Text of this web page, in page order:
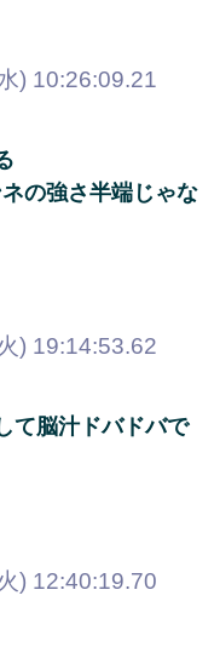
) 10:26:09.21
の強さ半端じゃな
) 19:14:53.62
て脳汁ドバドバで
) 12:40:19.70